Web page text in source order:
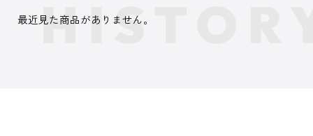
最近見た商品がありません。